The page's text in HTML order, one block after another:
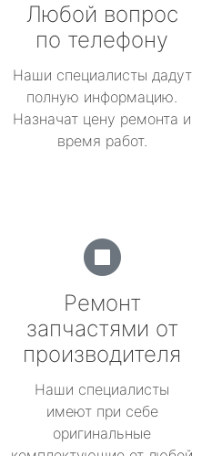
Любой вопрос
по телефону
Наши специалисты дадут
полную информацию.
Назначат цену ремонта и
время работ.
Ремонт
запчастями от
производителя
Наши специалисты
имеют при себе
оригинальные